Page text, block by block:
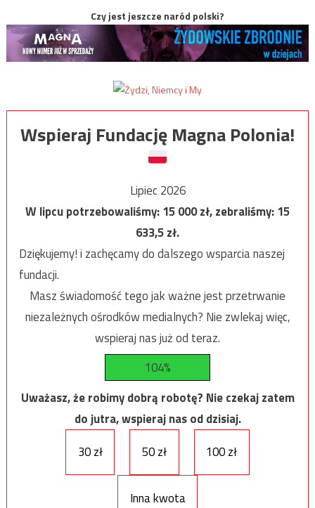
Czy jest jeszcze naród polski?
Wspieraj Fundację Magna Polonia!
Lipiec 2026
W lipcu potrzebowaliśmy:15 000zł, zebraliśmy:15
633,5zł.
Dziękujemy! i zachęcamy do dalszego wsparcia naszej
fundacji.
Masz świadomość tego jak ważne jest przetrwanie
niezależnych ośrodków medialnych? Nie zwlekaj więc,
wspieraj nas już od teraz.
104%
Uważasz, że robimy dobrą robotę? Nie czekaj zatem
do jutra, wspieraj nas od dzisiaj.
30 zł
50 zł 100 zł
Inna kwota